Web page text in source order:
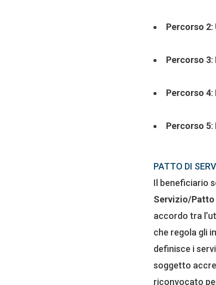
Percorso 2:
Percorso 3:
Percorso 4:
Percorso 5:
PATTO DI
Il beneficiario
Servizio/Patto
accordo tra
che regola gli
definisce i
soggetto
riconvocato